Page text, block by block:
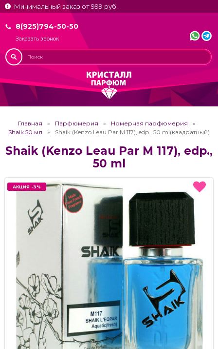
Минимальный заказ от 999 руб.
8(925)794-50-50
Заказать звонок
Главная Парфюмерия
Номерная парфюмерия
Shaik 50 мл
Shaik (Kenzo Leau Par M 117), edp., 50 ml(квадратный)
Shaik (Kenzo Leau Par M 117), edp.,
50 ml
АКЦИЯ -3%
АКЦИЯ -3%